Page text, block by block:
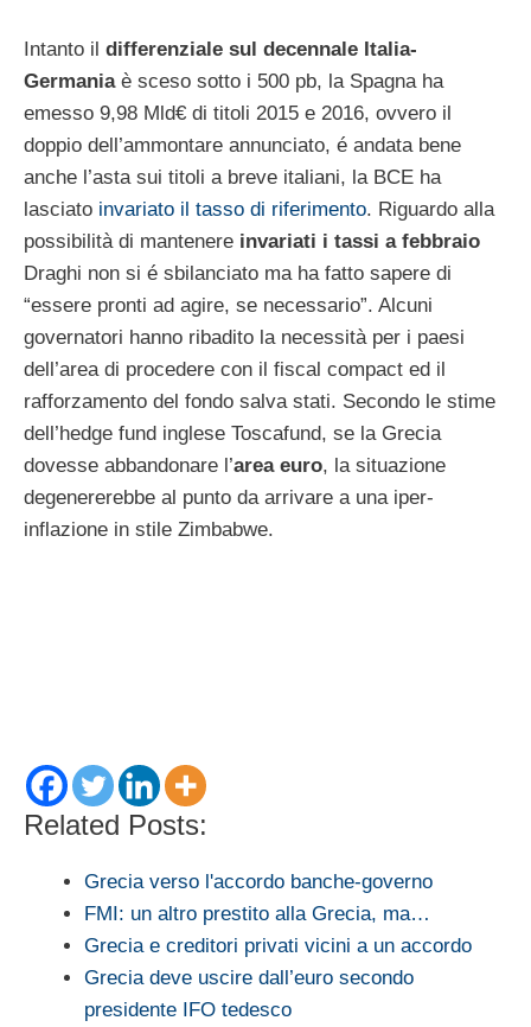
Intanto il differenziale sul decennale Italia-
Germaniaè sceso sotto i 500 pb, la Spagna ha
emesso 9,98 Mld€ di titoli 2015 e 2016, ovvero il
doppio dell’ammontare annunciato, é andata bene
anche l’asta sui titoli a breve italiani, la BCE ha
lasciato invariato il tasso di riferimento. Riguardo alla
possibilità di mantenere invariati i tassi a febbraio
Draghi non si é sbilanciato ma ha fatto sapere di
“essere pronti ad agire, se necessario”. Alcuni
governatori hanno ribadito la necessità per i paesi
dell’area di procedere con il fiscal compact ed il
rafforzamento del fondo salva stati. Secondo le stime
dell’hedge fund inglese Toscafund, se la Grecia
dovesse abbandonare l’area euro, la situazione
degenererebbe al punto da arrivare a una iper-
inflazione in stile Zimbabwe.
Related Posts:
Grecia verso l'accordo banche-governo
FMI: un altro prestito alla Grecia, ma…
Grecia e creditori privati vicini a un accordo
Grecia deve uscire dall’euro secondo
presidente IFO tedesco